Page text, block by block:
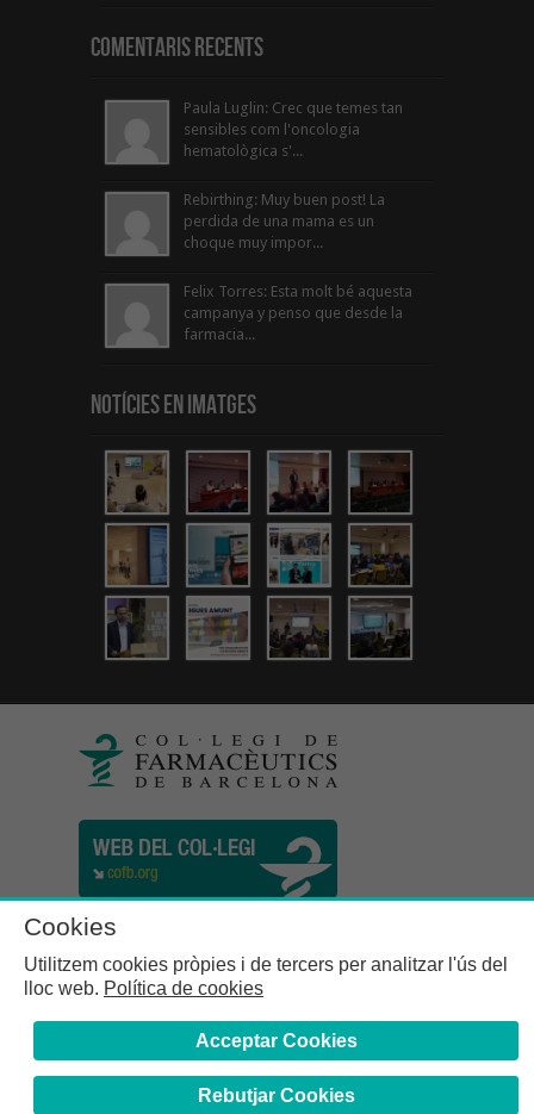
Comentaris Recents
Paula Luglin: Crec que temes tan
sensibles com l'oncologia
hematològica s'...
Rebirthing: Muy buen post! La
perdida de una mama es un
choque muy impor...
Felix Torres: Esta molt bé aquesta
campanya y penso que desde la
farmacia...
Notícies en Imatges
Cookies
Utilitzem cookies pròpies i de tercers per analitzar l'ús del
lloc web. Política de cookies
Acceptar Cookies
Rebutjar Cookies